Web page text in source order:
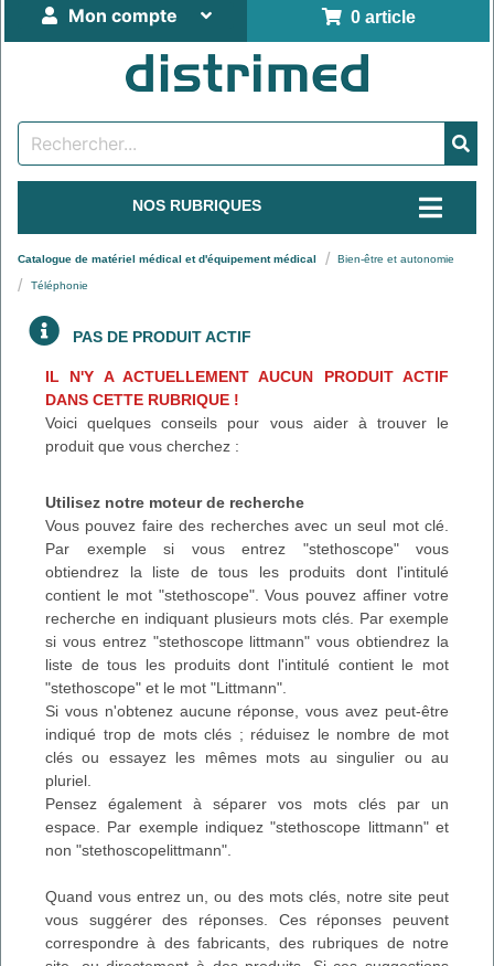
0 article
Mon compte
NOS RUBRIQUES
Catalogue de matériel médical et d'équipement médical Bien-être et autonomie
Téléphonie
PAS DE PRODUIT ACTIF
IL N'Y A ACTUELLEMENT AUCUN PRODUIT ACTIF
DANS CETTE RUBRIQUE !
Voici quelques conseils pour vous aider à trouver le
produit que vous cherchez :
Utilisez notre moteur de recherche
Vous pouvez faire des recherches avec un seul mot clé.
Par exemple si vous entrez "stethoscope" vous
obtiendrez la liste de tous les produits dont l'intitulé
contient le mot "stethoscope". Vous pouvez affiner votre
recherche en indiquant plusieurs mots clés. Par exemple
si vous entrez "stethoscope littmann" vous obtiendrez la
liste de tous les produits dont l'intitulé contient le mot
"stethoscope" et le mot "Littmann".
Si vous n'obtenez aucune réponse, vous avez peut-être
indiqué trop de mots clés ; réduisez le nombre de mot
clés ou essayez les mêmes mots au singulier ou au
pluriel.
Pensez également à séparer vos mots clés par un
espace. Par exemple indiquez "stethoscope littmann" et
non "stethoscopelittmann".
Quand vous entrez un, ou des mots clés, notre site peut
vous suggérer des réponses. Ces réponses peuvent
correspondre à des fabricants, des rubriques de notre